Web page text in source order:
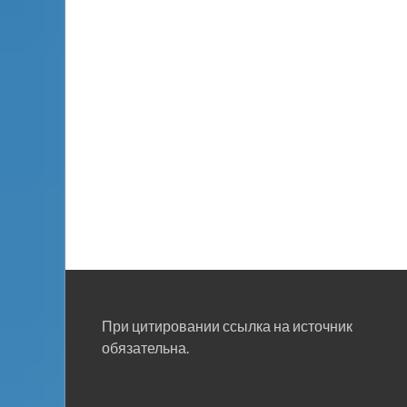
При цитировании ссылка на источник
обязательна.